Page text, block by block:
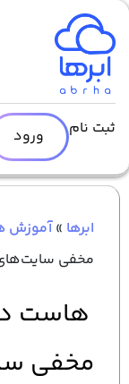
ثبت نام ورود
ابرها »آموزش
مخفی
هاست
مخفی